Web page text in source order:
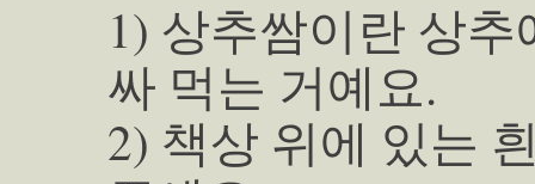
1) 상추쌈이란 상
싸 먹는 거예요.
2) 책상 위에 있는